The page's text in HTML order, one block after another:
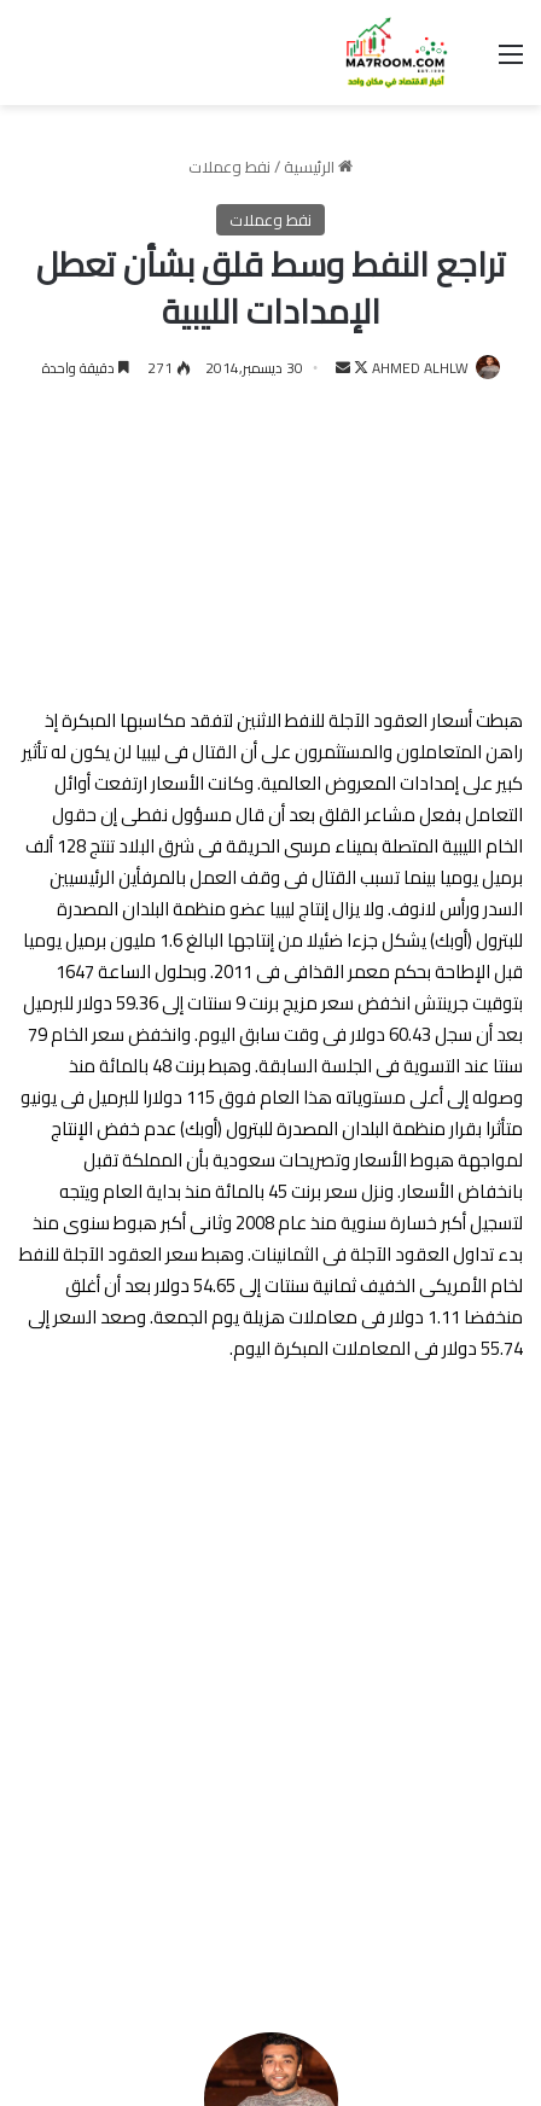
القائمة
الرئيسية/نفط وعملات
نفط وعملات
تراجع النفط وسط قلق بشأن تعطل
الإمدادات الليبية
AHMED ALHLW
تابعأرسل 30 ديسمبر,2014 271 دقيقة واحدة
هبطت أسعار العقود الآجلة للنفط الاثنين لتفقد مكاسبها المبكرة إذ
راهن المتعاملون والمستثمرون على أن القتال فى ليبيا لن يكون له تأثير
كبير على إمدادات المعروض العالمية. وكانت الأسعار ارتفعت أوائل
التعامل بفعل مشاعر القلق بعد أن قال مسؤول نفطى إن حقول
الخام الليبية المتصلة بميناء مرسى الحريقة فى شرق البلاد تنتج 128 ألف
برميل يوميا بينما تسبب القتال فى وقف العمل بالمرفأين الرئيسيين
السدر ورأس لانوف. ولا يزال إنتاج ليبيا عضو منظمة البلدان المصدرة
للبترول (أوبك) يشكل جزءا ضئيلا من إنتاجها البالغ 1.6 مليون برميل يوميا
قبل الإطاحة بحكم معمر القذافى فى 2011. وبحلول الساعة 1647
بتوقيت جرينتش انخفض سعر مزيج برنت 9 سنتات إلى 59.36 دولار للبرميل
بعد أن سجل 60.43 دولار فى وقت سابق اليوم. وانخفض سعر الخام 79
سنتا عند التسوية فى الجلسة السابقة. وهبط برنت 48 بالمائة منذ
وصوله إلى أعلى مستوياته هذا العام فوق 115 دولارا للبرميل فى يونيو
متأثرا بقرار منظمة البلدان المصدرة للبترول (أوبك) عدم خفض الإنتاج
لمواجهة هبوط الأسعار وتصريحات سعودية بأن المملكة تقبل
بانخفاض الأسعار. ونزل سعر برنت 45 بالمائة منذ بداية العام ويتجه
لتسجيل أكبر خسارة سنوية منذ عام 2008 وثانى أكبر هبوط سنوى منذ
بدء تداول العقود الآجلة فى الثمانينات. وهبط سعر العقود الآجلة للنفط
لخام الأمريكى الخفيف ثمانية سنتات إلى 54.65 دولار بعد أن أغلق
منخفضا 1.11 دولار فى معاملات هزيلة يوم الجمعة. وصعد السعر إلى
55.74 دولار فى المعاملات المبكرة اليوم.